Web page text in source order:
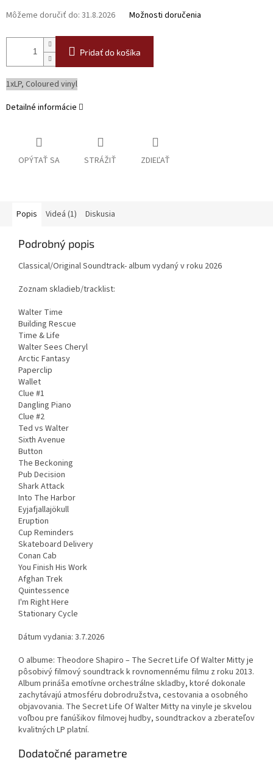
Môžeme doručiť do: 31.8.2026 Možnosti doručenia
Pridať do košíka
1xLP, Coloured vinyl
Detailné informácie
OPÝTAŤ SA STRÁŽIŤ ZDIEĽAŤ
Popis Videá (1) Diskusia
Podrobný popis
Classical/Original Soundtrack- album vydaný v roku 2026
Zoznam skladieb/tracklist:
Walter Time
Building Rescue
Time & Life
Walter Sees Cheryl
Arctic Fantasy
Paperclip
Wallet
Clue #1
Dangling Piano
Clue #2
Ted vs Walter
Sixth Avenue
Button
The Beckoning
Pub Decision
Shark Attack
Into The Harbor
Eyjafjallajökull
Eruption
Cup Reminders
Skateboard Delivery
Conan Cab
You Finish His Work
Afghan Trek
Quintessence
I'm Right Here
Stationary Cycle
Dátum vydania: 3.7.2026
O albume: Theodore Shapiro – The Secret Life Of Walter Mitty je
pôsobivý filmový soundtrack k rovnomennému filmu z roku 2013.
Album prináša emotívne orchestrálne skladby, ktoré dokonale
zachytávajú atmosféru dobrodružstva, cestovania a osobného
objavovania. The Secret Life Of Walter Mitty na vinyle je skvelou
voľbou pre fanúšikov filmovej hudby, soundtrackov a zberateľov
kvalitných LP platní.
Dodatočné parametre